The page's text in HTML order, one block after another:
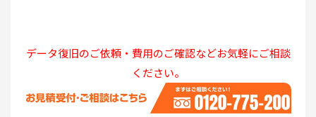
データ復旧のご依頼・費用のご確認などお気軽にご相談
ください。